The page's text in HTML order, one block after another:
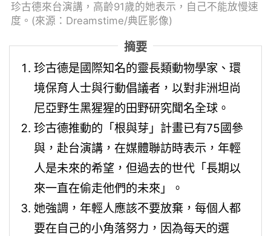
珍古德來台演講，高齡91歲的她表示，自己不能放慢速
度。(來源：Dreamstime/典匠影像)
摘要
珍古德是國際知名的靈長類動物學家、環
境保育人士與行動倡議者，以對非洲坦尚
尼亞野生黑猩猩的田野研究聞名全球。
珍古德推動的「根與芽」計畫已有75國參
與，赴台演講，在媒體聯訪時表示，年輕
人是未來的希望，但過去的世代「長期以
來一直在偷走他們的未來」。
她強調，年輕人應該不要放棄，每個人都
要在自己的小角落努力，因為每天的選